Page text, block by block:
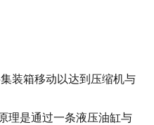
装箱移动以达到压缩机与
理是通过一条液压油缸与